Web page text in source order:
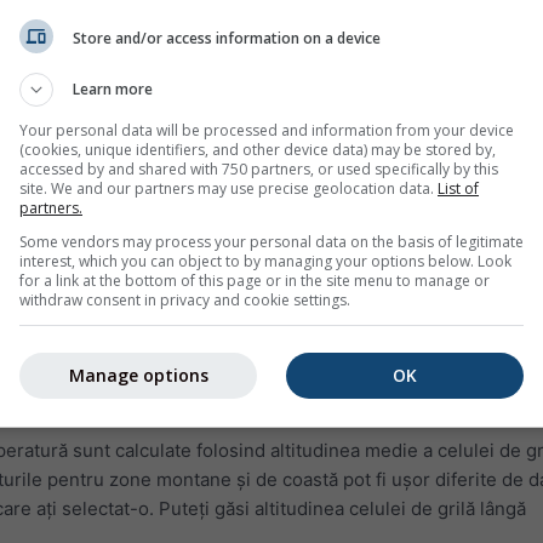
ieri sau istoricul vremii din ultimii ani. Diagramele din
relativă la intervale orare
(fundal albastru deschis). Cu cât fundalul gri este mai închis,
densă
(în grade
următoarele:
de simulare, nu date măsurate, pentru zona selectată.
cu datele măsurate ale unei stații meteo (deoarece în
nu există măsurători disponibile). Datele de simulare cu
pot înlocui măsurătorile. Pentru zonele sau datele cu
nu poate înlocui măsurătorile și nici nu poate fi folosită ca
sunt calculate folosind altitudinea medie a celulei de
pentru zone montane și de coastă pot fi ușor diferite de
ați selectat-o. Puteți găsi altitudinea celulei de grilă lângă
Store and/or access information on a device
Learn more
Your personal data will be processed and information from your device
(cookies, unique identifiers, and other device data) may be stored by,
accessed by and shared with 750 partners, or used specifically by this
site. We and our partners may use precise geolocation data. List of
partners.
Some vendors may process your personal data on the basis of legitimate
interest, which you can object to by managing your options below. Look
for a link at the bottom of this page or in the site menu to manage or
withdraw consent in privacy and cookie settings.
OK
Manage options